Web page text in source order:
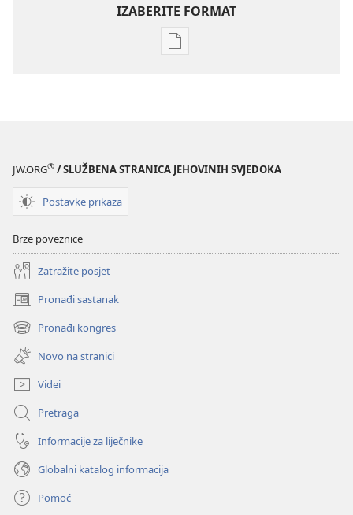
IZABERITE FORMAT
Postavke
2000.
JW.ORG® / SLUŽBENA STRANICA JEHOVINIH SVJEDOKA
Postavke prikaza
Brze poveznice
Zatražite posjet
Pronađi sastanak
(otvara
se
novi
prozor)
Pronađi kongres
(otvara
se
novi
prozor)
Novo na stranici
Videi
Pretraga
Informacije za liječnike
Globalni katalog informacija
Pomoć